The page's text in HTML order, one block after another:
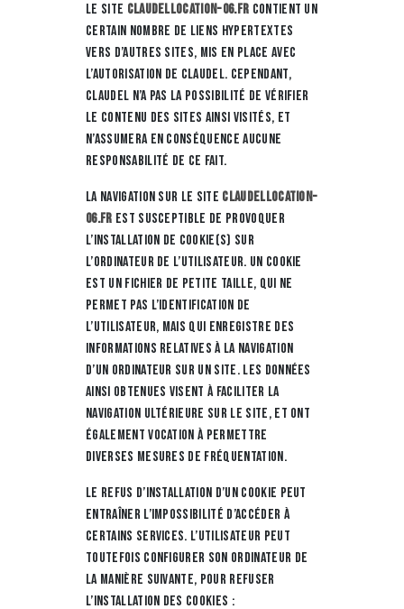
Le site claudellocation-06.fr contient un
certain nombre de liens hypertextes
vers d’autres sites, mis en place avec
l’autorisation de CLAUDEL. Cependant,
CLAUDEL n’a pas la possibilité de vérifier
le contenu des sites ainsi visités, et
n’assumera en conséquence aucune
responsabilité de ce fait.
La navigation sur le site claudellocation-
06.fr est susceptible de provoquer
l’installation de cookie(s) sur
l’ordinateur de l’utilisateur. Un cookie
est un fichier de petite taille, qui ne
permet pas l’identification de
l’utilisateur, mais qui enregistre des
informations relatives à la navigation
d’un ordinateur sur un site. Les données
ainsi obtenues visent à faciliter la
navigation ultérieure sur le site, et ont
également vocation à permettre
diverses mesures de fréquentation.
Le refus d’installation d’un cookie peut
entraîner l’impossibilité d’accéder à
certains services. L’utilisateur peut
toutefois configurer son ordinateur de
la manière suivante, pour refuser
l’installation des cookies :